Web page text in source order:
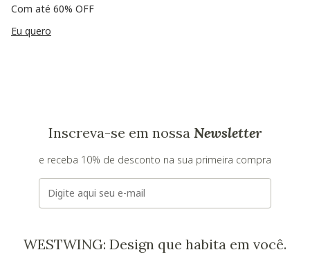
Com até 60% OFF
Eu quero
Inscreva-se em nossa Newsletter
e receba 10% de desconto na sua primeira compra
E-mail
WESTWING: Design que habita em você.